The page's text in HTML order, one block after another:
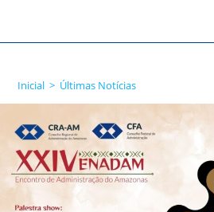
Inicial > Últimas Notícias